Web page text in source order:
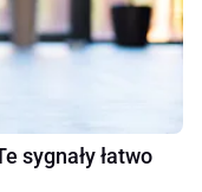
sygnały łatwo